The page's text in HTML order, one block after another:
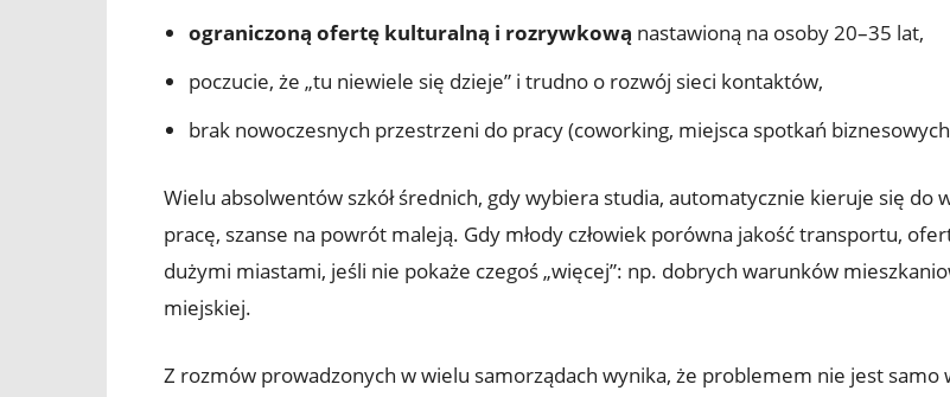
ograniczoną ofertę kulturalną i rozrywkową nastawioną na osoby 20–35 lat,
poczucie, że „tu niewiele się dzieje” i trudno o rozwój sieci kontaktów,
brak nowoczesnych przestrzeni do pracy (coworking, miejsca spotkań
Wielu absolwentów szkół średnich, gdy wybiera studia, automatycznie kieruje się do
pracę, szanse na powrót maleją. Gdy młody człowiek porówna jakość transportu,
dużymi miastami, jeśli nie pokaże czegoś „więcej”: np. dobrych warunków
miejskiej.
Z rozmów prowadzonych w wielu samorządach wynika, że problemem nie jest samo